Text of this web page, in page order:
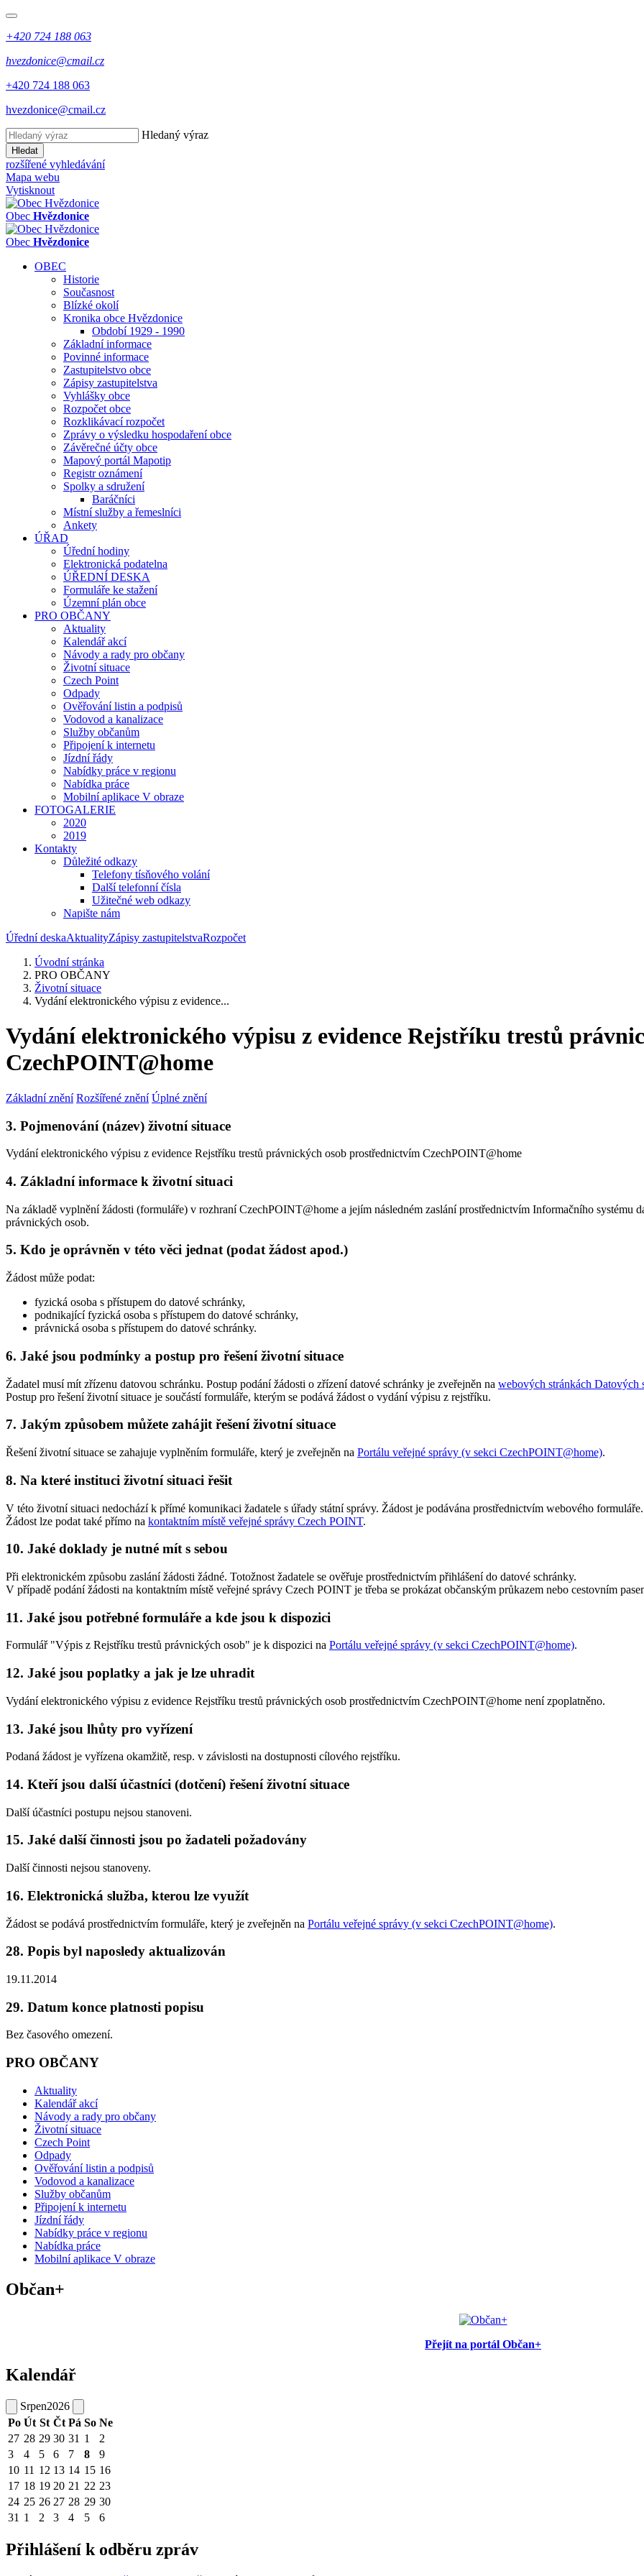
+420 724 188 063
hvezdonice@cmail.cz
+420 724 188 063
hvezdonice@cmail.cz
Hledaný výraz
Hledat
rozšířené vyhledávání
Mapa webu
Vytisknout
Obec Hvězdonice
Obec Hvězdonice
OBEC
Historie
Současnost
Blízké okolí
Kronika obce Hvězdonice
Období 1929 - 1990
Základní informace
Povinné informace
Zastupitelstvo obce
Zápisy zastupitelstva
Vyhlášky obce
Rozpočet obce
Rozklikávací rozpočet
Zprávy o výsledku hospodaření obce
Závěrečné účty obce
Mapový portál Mapotip
Registr oznámení
Spolky a sdružení
Baráčníci
Místní služby a řemeslníci
Ankety
ÚŘAD
Úřední hodiny
Elektronická podatelna
ÚŘEDNÍ DESKA
Formuláře ke stažení
Územní plán obce
PRO OBČANY
Aktuality
Kalendář akcí
Návody a rady pro občany
Životní situace
Czech Point
Odpady
Ověřování listin a podpisů
Vodovod a kanalizace
Služby občanům
Připojení k internetu
Jízdní řády
Nabídky práce v regionu
Nabídka práce
Mobilní aplikace V obraze
FOTOGALERIE
2020
2019
Kontakty
Důležité odkazy
Telefony tísňového volání
Další telefonní čísla
Užitečné web odkazy
Napište nám
Úřední deskaAktualityZápisy zastupitelstvaRozpočet
Úvodní stránka
PRO OBČANY
Životní situace
Vydání elektronického výpisu z evidence...
Vydání elektronického výpisu z evidence Rejstříku trestů
CzechPOINT@home
Základní znění Rozšířené znění Úplné znění
3. Pojmenování (název) životní situace
Vydání elektronického výpisu z evidence Rejstříku trestů právnických osob prostřednictvím CzechPOINT@home
4. Základní informace k životní situaci
Na základě vyplnění žádosti (formuláře) v rozhraní CzechPOINT@home a jejím následném zaslání prostřednictvím Informačního systému
právnických osob.
5. Kdo je oprávněn v této věci jednat (podat žádost apod.)
Žádost může podat:
fyzická osoba s přístupem do datové schránky,
podnikající fyzická osoba s přístupem do datové schránky,
právnická osoba s přístupem do datové schránky.
6. Jaké jsou podmínky a postup pro řešení životní situace
Žadatel musí mít zřízenu datovou schránku. Postup podání žádosti o zřízení datové schránky je zveřejněn na webových stránkách Datových
Postup pro řešení životní situace je součástí formuláře, kterým se podává žádost o vydání výpisu z rejstříku.
7. Jakým způsobem můžete zahájit řešení životní situace
Řešení životní situace se zahajuje vyplněním formuláře, který je zveřejněn na Portálu veřejné správy (v sekci CzechPOINT@home).
8. Na které instituci životní situaci řešit
V této životní situaci nedochází k přímé komunikaci žadatele s úřady státní správy. Žádost je podávána prostřednictvím webového formuláře.
Žádost lze podat také přímo na kontaktním místě veřejné správy Czech POINT.
10. Jaké doklady je nutné mít s sebou
Při elektronickém způsobu zaslání žádosti žádné. Totožnost žadatele se ověřuje prostřednictvím přihlášení do datové schránky.
V případě podání žádosti na kontaktním místě veřejné správy Czech POINT je třeba se prokázat občanským průkazem nebo cestovním
11. Jaké jsou potřebné formuláře a kde jsou k dispozici
Formulář "Výpis z Rejstříku trestů právnických osob" je k dispozici na Portálu veřejné správy (v sekci CzechPOINT@home).
12. Jaké jsou poplatky a jak je lze uhradit
Vydání elektronického výpisu z evidence Rejstříku trestů právnických osob prostřednictvím CzechPOINT@home není zpoplatněno.
13. Jaké jsou lhůty pro vyřízení
Podaná žádost je vyřízena okamžitě, resp. v závislosti na dostupnosti cílového rejstříku.
14. Kteří jsou další účastníci (dotčení) řešení životní situace
Další účastníci postupu nejsou stanoveni.
15. Jaké další činnosti jsou po žadateli požadovány
Další činnosti nejsou stanoveny.
16. Elektronická služba, kterou lze využít
Žádost se podává prostřednictvím formuláře, který je zveřejněn na Portálu veřejné správy (v sekci CzechPOINT@home).
28. Popis byl naposledy aktualizován
19.11.2014
29. Datum konce platnosti popisu
Bez časového omezení.
PRO OBČANY
Aktuality
Kalendář akcí
Návody a rady pro občany
Životní situace
Czech Point
Odpady
Ověřování listin a podpisů
Vodovod a kanalizace
Služby občanům
Připojení k internetu
Jízdní řády
Nabídky práce v regionu
Nabídka práce
Mobilní aplikace V obraze
Občan+
Přejít na portál Občan+
Kalendář
Srpen2026
Po Út St Čt Pá So Ne
27 28 29 30 31 1
2
3
4 5 6 7 8
9
10 11 12 13 14 15 16
17 18 19 20 21 22 23
24 25 26 27 28 29 30
31 1 2 3 4 5 6
Přihlášení k odběru zpráv